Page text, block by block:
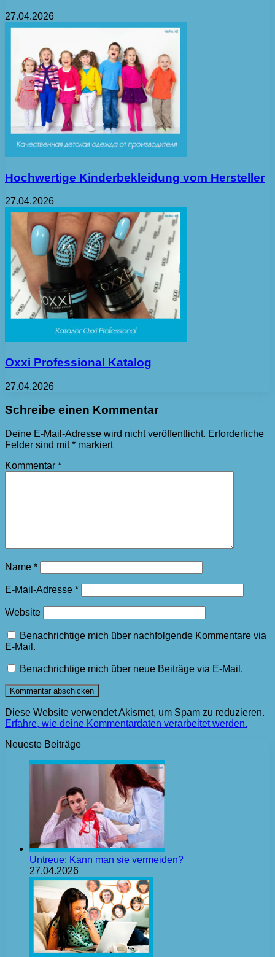
27.04.2026
Hochwertige Kinderbekleidung vom Hersteller
27.04.2026
Oxxi Professional Katalog
27.04.2026
Schreibe einen Kommentar
Deine E-Mail-Adresse wird nicht veröffentlicht. Erforderliche
Felder sind mit* markiert
Kommentar *
Name *
E-Mail-Adresse *
Website
Benachrichtige mich über nachfolgende Kommentare via
E-Mail.
Benachrichtige mich über neue Beiträge via E-Mail.
Diese Website verwendet Akismet, um Spam zu reduzieren.
Erfahre, wie deine Kommentardaten verarbeitet werden.
Neueste Beiträge
Untreue: Kann man sie vermeiden?
27.04.2026